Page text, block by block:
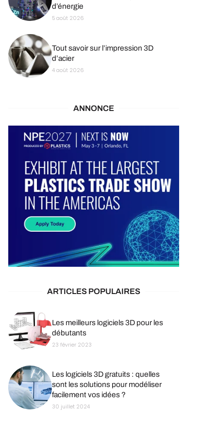
d’énergie
5 août 2026
Tout savoir sur l’impression 3D
d’acier
4 août 2026
ANNONCE
ARTICLES POPULAIRES
Les meilleurs logiciels 3D pour les
débutants
23 février 2023
Les logiciels 3D gratuits : quelles
sont les solutions pour modéliser
facilement vos idées ?
30 juillet 2024